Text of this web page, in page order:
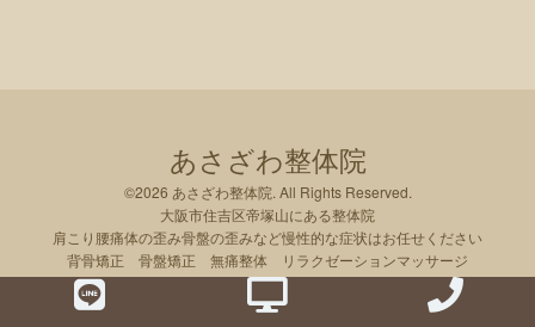
あさざわ整体院
©2026 あさざわ整体院. All Rights Reserved.
大阪市住吉区帝塚山にある整体院
肩こり腰痛体の歪み骨盤の歪みなど慢性的な症状はお任せください
背骨矯正 骨盤矯正 無痛整体 リラクゼーションマッサージ